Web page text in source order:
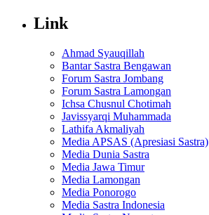
Link
Ahmad Syauqillah
Bantar Sastra Bengawan
Forum Sastra Jombang
Forum Sastra Lamongan
Ichsa Chusnul Chotimah
Javissyarqi Muhammada
Lathifa Akmaliyah
Media APSAS (Apresiasi Sastra)
Media Dunia Sastra
Media Jawa Timur
Media Lamongan
Media Ponorogo
Media Sastra Indonesia